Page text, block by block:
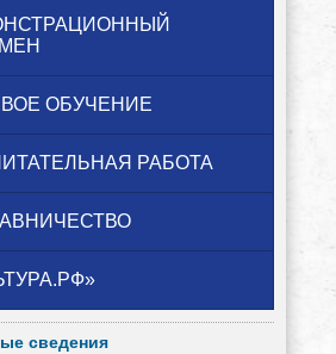
ОБУЧЕНИЕ
РАБОТА
сведения